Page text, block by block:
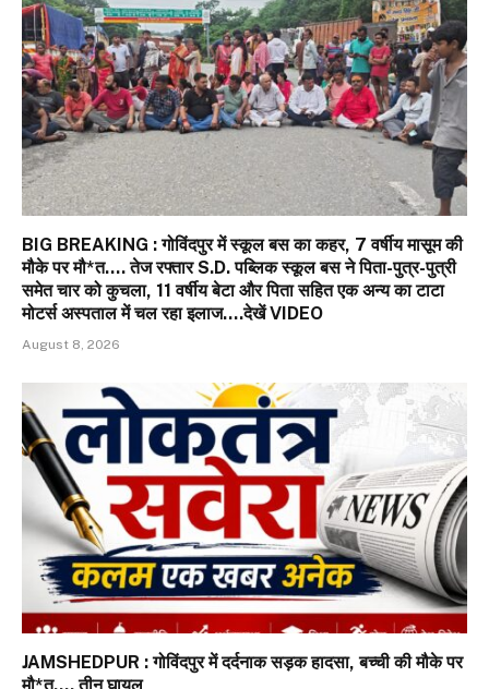
BIG BREAKING : गोविंदपुर में स्कूल बस का कहर, 7 वर्षीय मासूम की
मौके पर मौ*त…. तेज रफ्तार S.D. पब्लिक स्कूल बस ने पिता-पुत्र-पुत्री
समेत चार को कुचला, 11 वर्षीय बेटा और पिता सहित एक अन्य का टाटा
मोटर्स अस्पताल में चल रहा इलाज….देखें VIDEO
August 8, 2026
JAMSHEDPUR : गोविंदपुर में दर्दनाक सड़क हादसा, बच्ची की मौके पर
मौ*त…. तीन घायल